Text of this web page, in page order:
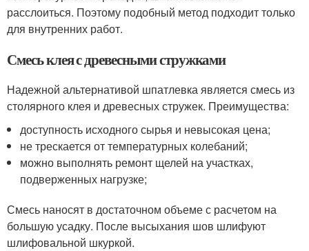
расслоиться. Поэтому подобный метод подходит только
для внутренних работ.
Смесь клея с древесными стружками
Надежной альтернативой шпатлевка является смесь из
столярного клея и древесных стружек. Преимущества:
доступность исходного сырья и невысокая цена;
не трескается от температурных колебаний;
можно выполнять ремонт щелей на участках,
подверженных нагрузке;
Смесь наносят в достаточном объеме с расчетом на
большую усадку. После высыхания шов шлифуют
шлифовальной шкуркой.